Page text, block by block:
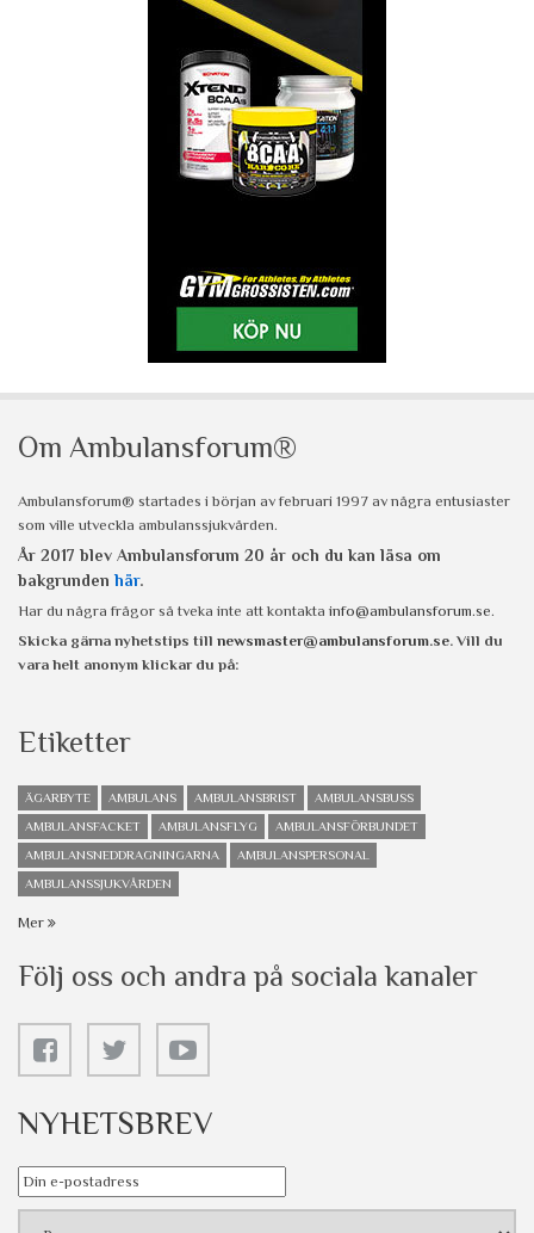
Om Ambulansforum®
Ambulansforum® startades i början av februari 1997 av några entusiaster
som ville utveckla ambulanssjukvården.
År 2017 blev Ambulansforum 20 år och du kan läsa om
bakgrunden här.
Har du några frågor så tveka inte att kontakta info@ambulansforum.se.
Skicka gärna nyhetstips till newsmaster@ambulansforum.se. Vill du
vara helt anonym klickar du på:
Etiketter
ÄGARBYTE AMBULANS AMBULANSBRIST
AMBULANSBUSS
AMBULANSFACKET
AMBULANSFLYG
AMBULANSFÖRBUNDET
AMBULANSNEDDRAGNINGARNA
AMBULANSPERSONAL
AMBULANSSJUKVÅRDEN
Mer
Följ oss och andra på sociala kanaler
NYHETSBREV